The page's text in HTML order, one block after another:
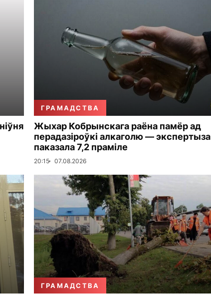
ГРАМАДСТВА
Жыхар Кобрынскага раёна памёр ад
перадазіроўкі алкаголю — экспертыза
паказала 7,2 праміле
20:15 07.08.2026
ГРАМАДСТВА